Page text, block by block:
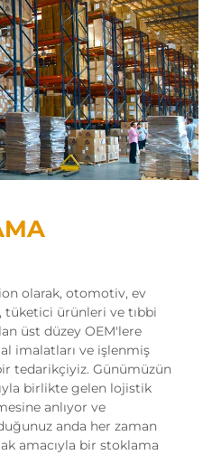
olarak, otomotiv, ev
tüketici ürünleri ve tıbbi
üst düzey OEM'lere
imalatları ve işlenmiş
tedarikçiyiz. Günümüzün
birlikte gelen lojistik
anlıyor ve
anda her zaman
amacıyla bir stoklama